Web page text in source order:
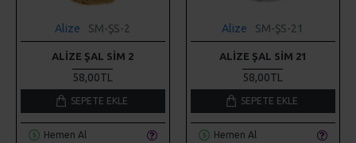
Alize SM-ŞS-2
ALIZE ŞAL SIM 2
58,00TL
SEPETE EKLE
Hemen Al
Alize SM-ŞS-21
ALIZE ŞAL SIM 21
58,00TL
SEPETE EKLE
Hemen Al